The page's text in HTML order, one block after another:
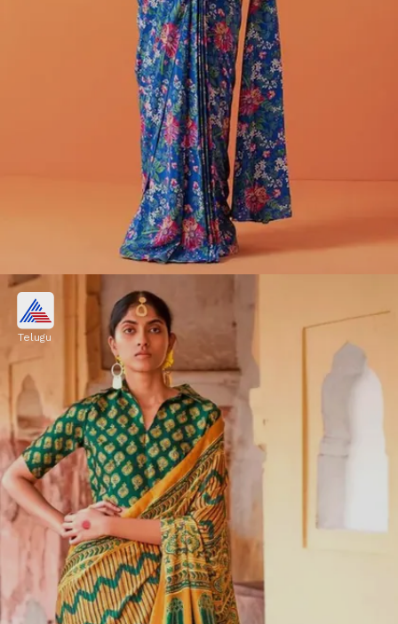
ప్రింటెడ్ ఫ్లోరల్ జార్జెట్ శారీ
చిన్న పూల ప్రింట్‌తో ఉండే ఈ ఫ్లోరల్ జార్జెట్ చీర
వర్షాకాలంలో మీకు ఫ్రెష్, కూల్ లుక్ ఇస్తుంది. దీని జార్జెట్
ఫ్యాబ్రిక్ త్వరగా ఆరిపోతుంది. కట్టుకోవడానికి చాలా తేలికగా
ఉంటుంది.
Image credits: pinterest
Telugu